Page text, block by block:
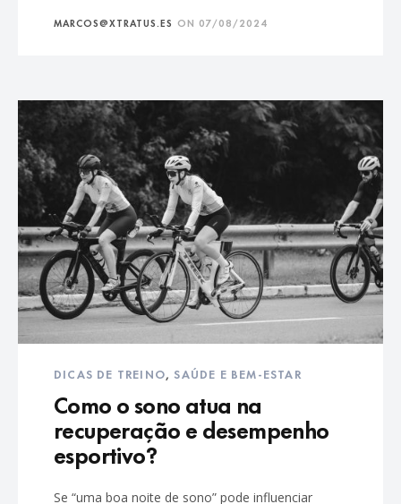
MARCOS@XTRATUS.ES ON 07/08/2024
DICAS DE TREINO, SAÚDE E BEM-ESTAR
Como o sono atua na
recuperação e desempenho
esportivo?
Se “uma boa noite de sono” pode influenciar